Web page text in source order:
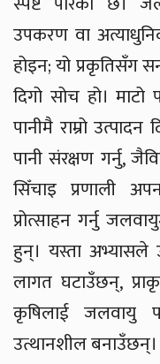
उपकरण वा
होइन; यो प्रकृतिसँग
दिगो सोच हो।
पानीमै राम्रो
पानी संरक्षण गर्नु,
सिँचाइ प्रणाली
प्रोत्साहन गर्नु
हुन्। यस्ता अभ्यासले
लागत घटाउँछन्,
कृषिलाई जलवायु
उत्थानशील बनाउँछन्।